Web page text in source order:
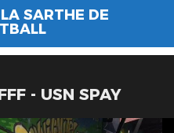
SARTHE DE
- USN SPAY